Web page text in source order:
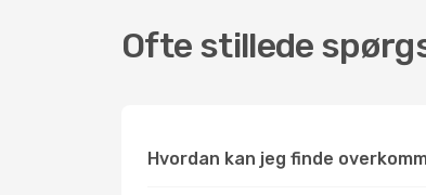
Ofte stillede
Hvordan kan jeg finde